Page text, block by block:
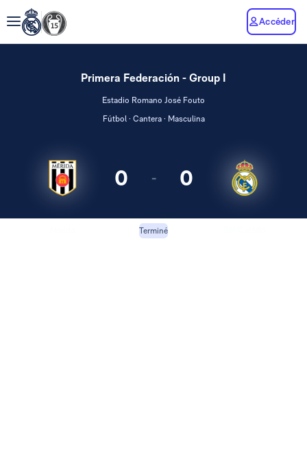
Accéder
Primera Federación - Group I
Estadio Romano José Fouto
Fútbol · Cantera · Masculina
0 - 0
Terminé